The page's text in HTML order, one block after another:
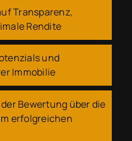
Transparenz,
Rendite
und
Immobilie
Bewertung über die
erfolgreichen